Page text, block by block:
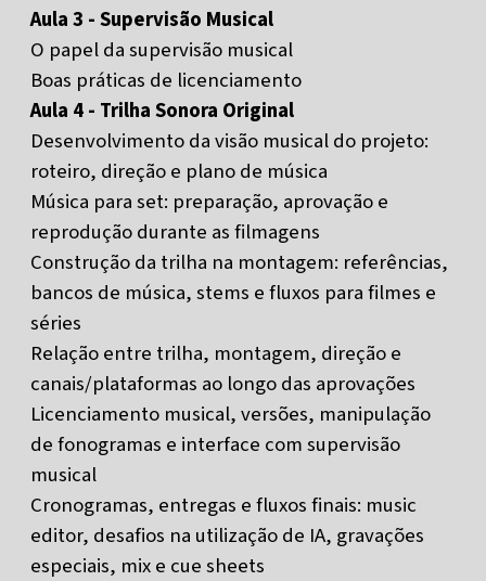
Aula 3 - Supervisão Musical
O papel da supervisão musical
Boas práticas de licenciamento
Aula 4 - Trilha Sonora Original
Desenvolvimento da visão musical do projeto:
roteiro, direção e plano de música
Música para set: preparação, aprovação e
reprodução durante as filmagens
Construção da trilha na montagem: referências,
bancos de música, stems e fluxos para filmes e
séries
Relação entre trilha, montagem, direção e
canais/plataformas ao longo das aprovações
Licenciamento musical, versões, manipulação
de fonogramas e interface com supervisão
musical
Cronogramas, entregas e fluxos finais: music
editor, desafios na utilização de IA, gravações
especiais, mix e cue sheets